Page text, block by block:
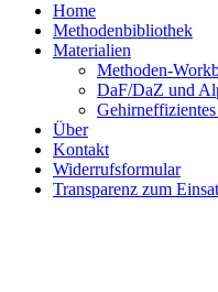
Home
Methodenbibliothek
Materialien
Methoden-
DaF/DaZ und
Über
Kontakt
Widerrufsformular
Transparenz zum